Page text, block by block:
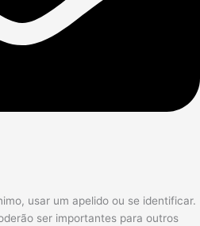
usar um apelido ou se identificar.
ser importantes para outros